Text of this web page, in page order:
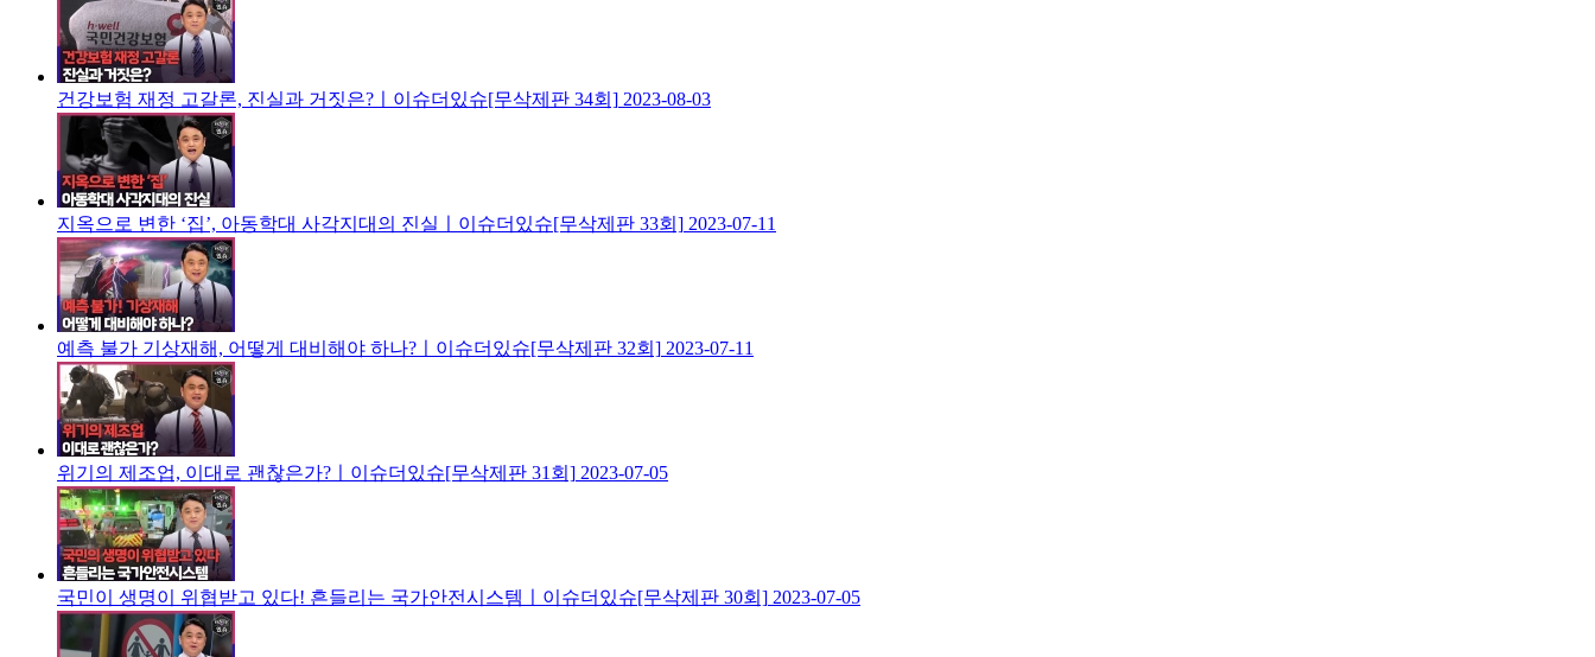
건강보험 재정 고갈론, 진실과 거짓은?ㅣ이슈더있슈[무삭제판 34회] 2023-08-03
지옥으로 변한 ‘집’, 아동학대 사각지대의 진실ㅣ이슈더있슈[무삭제판 33회] 2023-07-11
예측 불가 기상재해, 어떻게 대비해야 하나?ㅣ이슈더있슈[무삭제판 32회] 2023-07-11
위기의 제조업, 이대로 괜찮은가?ㅣ이슈더있슈[무삭제판 31회] 2023-07-05
국민이 생명이 위협받고 있다! 흔들리는 국가안전시스템ㅣ이슈더있슈[무삭제판 30회] 2023-07-05